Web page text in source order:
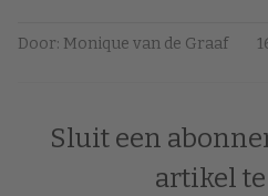
Door: Monique van de Graaf
Sluit een
artikel